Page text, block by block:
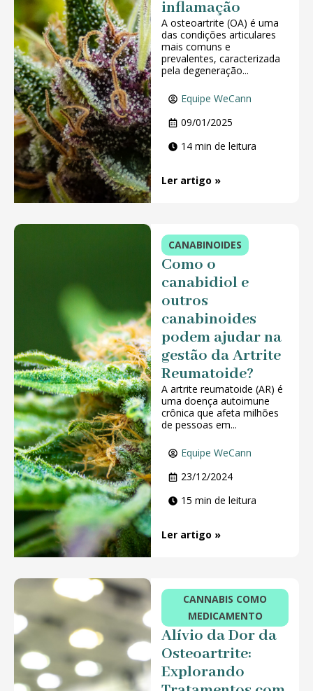
inflamação
A osteoartrite (OA) é uma
das condições articulares
mais comuns e
prevalentes, caracterizada
pela degeneração...
Equipe WeCann
09/01/2025
14 min de leitura
Ler artigo »
CANABINOIDES
Como o
canabidiol e
outros
canabinoides
podem ajudar na
gestão da Artrite
Reumatoide?
A artrite reumatoide (AR) é
uma doença autoimune
crônica que afeta milhões
de pessoas em...
Equipe WeCann
23/12/2024
15 min de leitura
Ler artigo »
CANNABIS COMO
MEDICAMENTO
Alívio da Dor da
Osteoartrite:
Explorando